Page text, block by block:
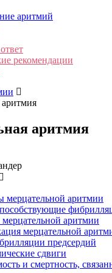
аритмий
рекомендации
аритмия
мерцательной аритмии
аритмии
мерцательной
предсердий
сдвиги
и смертность,